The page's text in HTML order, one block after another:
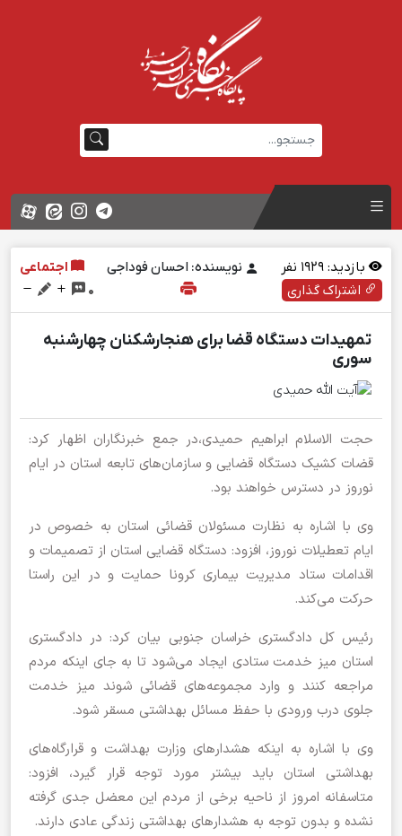
بازدید: نفر نویسنده: احسان فوداجی
اجتماعی
اشتراک گذاری
0
تمهیدات دستگاه قضا برای هنجارشکنان چهارشنبه
سوری
حجت الاسلام ابراهیم حمیدی،در جمع خبرنگاران اظهار کرد:
قضات کشیک دستگاه قضایی و سازمان‌های تابعه استان در ایام
نوروز در دسترس خواهند بود.
وی با اشاره به نظارت مسئولان قضائی استان به خصوص در
ایام تعطیلات نوروز، افزود: دستگاه قضایی استان از تصمیمات و
اقدامات ستاد مدیریت بیماری کرونا حمایت و در این راستا
حرکت می‌کند.
رئیس کل دادگستری خراسان جنوبی بیان کرد: در دادگستری
استان میز خدمت ستادی ایجاد می‌شود تا به جای اینکه مردم
مراجعه کنند و وارد مجموعه‌های قضائی شوند میز خدمت
جلوی درب ورودی با حفظ مسائل بهداشتی مسقر شود.
وی با اشاره به اینکه هشدارهای وزارت بهداشت و قرارگاه‌های
بهداشتی استان باید بیشتر مورد توجه قرار گیرد، افزود:
متاسفانه امروز از ناحیه برخی از مردم این معضل جدی گرفته
نشده و بدون توجه به هشدارهای بهداشتی زندگی عادی دارند.